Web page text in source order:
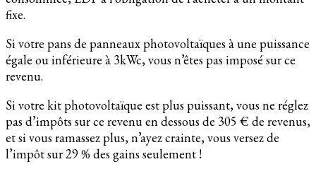
fixe.
Si votre pans de panneaux photovoltaïques à une puissance
égale ou inférieure à 3kWc, vous n’êtes pas imposé sur ce
revenu.
Si votre kit photovoltaïque est plus puissant, vous ne réglez
pas d’impôts sur ce revenu en dessous de 305 € de revenus,
et si vous ramassez plus, n’ayez crainte, vous versez de
l’impôt sur 29 % des gains seulement !